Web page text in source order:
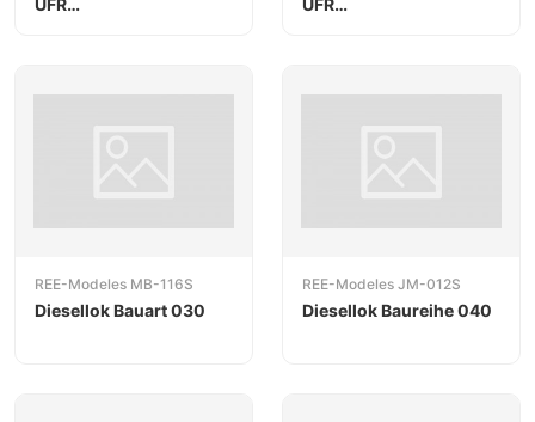
UFR
UFR
REE-Modeles MB-116S
Diesellok Bauart 030
REE-Modeles JM-012S
Diesellok Baureihe 040